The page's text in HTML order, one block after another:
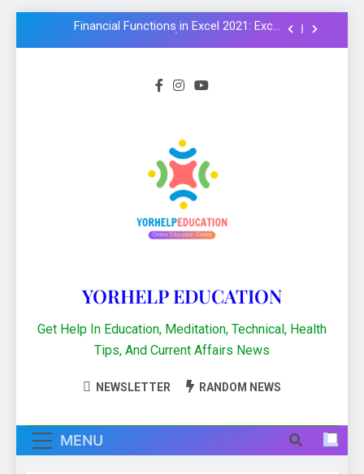
NMMS Rashtriya Aay Adharit Yogyta
get CCC certificate in 2024
Financial Functions in Excel 2021: Excel
Formula और Functions in Hindi
NMMS Rashtriya Aay Adharit Yogyta
chhatravratti Pariksha 2025-26: Know
important steps to apply
CCC Course: Know All important details to
get CCC certificate in 2024
YORHELP EDUCATION
Get Help In Education, Meditation, Technical, Health
Tips, And Current Affairs News
NEWSLETTER RANDOM NEWS
MENU